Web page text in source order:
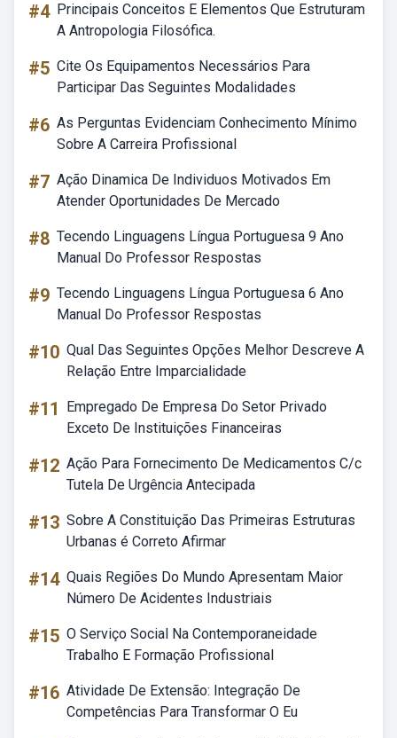
#4 Principais Conceitos E Elementos Que Estruturam
A Antropologia Filosófica.
#5 Cite Os Equipamentos Necessários Para
Participar Das Seguintes Modalidades
#6 As Perguntas Evidenciam Conhecimento Mínimo
Sobre A Carreira Profissional
#7 Ação Dinamica De Individuos Motivados Em
Atender Oportunidades De Mercado
#8 Tecendo Linguagens Língua Portuguesa 9 Ano
Manual Do Professor Respostas
#9 Tecendo Linguagens Língua Portuguesa 6 Ano
Manual Do Professor Respostas
#10 Qual Das Seguintes Opções Melhor Descreve A
Relação Entre Imparcialidade
#11
Empregado De Empresa Do Setor Privado
Exceto De Instituições Financeiras
#12 Ação Para Fornecimento De Medicamentos C/c
Tutela De Urgência Antecipada
#13 Sobre A Constituição Das Primeiras Estruturas
Urbanas é Correto Afirmar
#14 Quais Regiões Do Mundo Apresentam Maior
Número De Acidentes Industriais
#15 O Serviço Social Na Contemporaneidade
Trabalho E Formação Profissional
#16 Atividade De Extensão: Integração De
Competências Para Transformar O Eu